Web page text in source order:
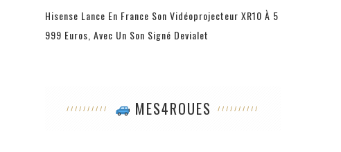
Hisense Lance En France Son Vidéoprojecteur XR10 À 5
999 Euros, Avec Un Son Signé Devialet
MES4ROUES